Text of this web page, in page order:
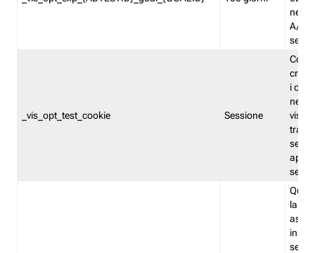
nel
A/B.
_vis_opt_test_cookie Sessione
i
nel
la
in